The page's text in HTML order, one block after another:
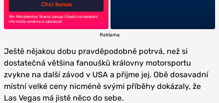
Chci bonus
18+ Ministerstvo financí varuje: Účastí na hazardní
hře může vzniknout závislost!
Reklama
Ještě nějakou dobu pravděpodobně potrvá, než si
dostatečná většina fanoušků královny motorsportu
zvykne na další závod v USA a přijme jej. Obě dosavadní
místní velké ceny nicméně svými příběhy dokázaly, že
Las Vegas má jistě něco do sebe.